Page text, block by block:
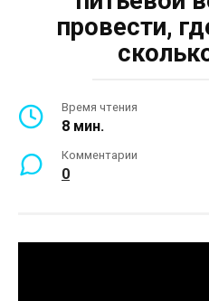
провести,
Время чтения
8 мин.
Комментарии
0